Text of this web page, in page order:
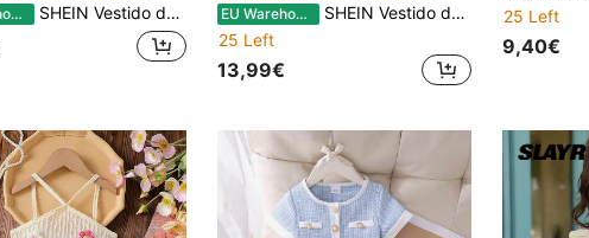
EU Warehouse SHEIN Vestido de verão rosa, fofo, para menina, com patchwork, recortes vazados e sem mangas, além de laço. EU Warehouse
SHEIN Vestido de Verão para Rapariga Jovem, Rosa, em Malha com Patchwork, Recortes Vazados, Sem Mangas e Laço
25 Left
13,99€
25 Left
9,40€